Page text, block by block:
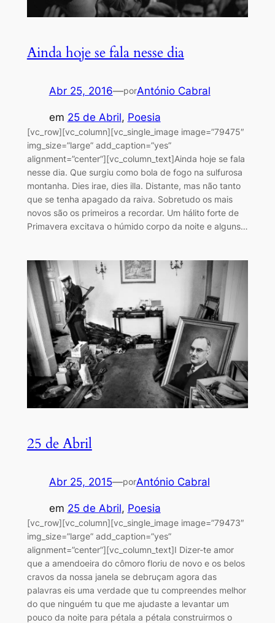
Ainda hoje se fala nesse dia
Abr 25, 2016—porAntónio Cabral
em 25 de Abril, Poesia
[vc_row][vc_column][vc_single_image image=”79475″
img_size=”large” add_caption=”yes”
alignment=”center”][vc_column_text]Ainda hoje se fala
nesse dia. Que surgiu como bola de fogo na sulfurosa
montanha. Dies irae, dies illa. Distante, mas não tanto
que se tenha apagado da raiva. Sobretudo os mais
novos são os primeiros a recordar. Um hálito forte de
Primavera excitava o húmido corpo da noite e alguns…
25 de Abril
Abr 25, 2015—porAntónio Cabral
em 25 de Abril, Poesia
[vc_row][vc_column][vc_single_image image=”79473″
img_size=”large” add_caption=”yes”
alignment=”center”][vc_column_text]I Dizer-te amor
que a amendoeira do cômoro floriu de novo e os belos
cravos da nossa janela se debruçam agora das
palavras eis uma verdade que tu compreendes melhor
do que ninguém tu que me ajudaste a levantar um
pouco da noite para pétala a pétala construirmos o